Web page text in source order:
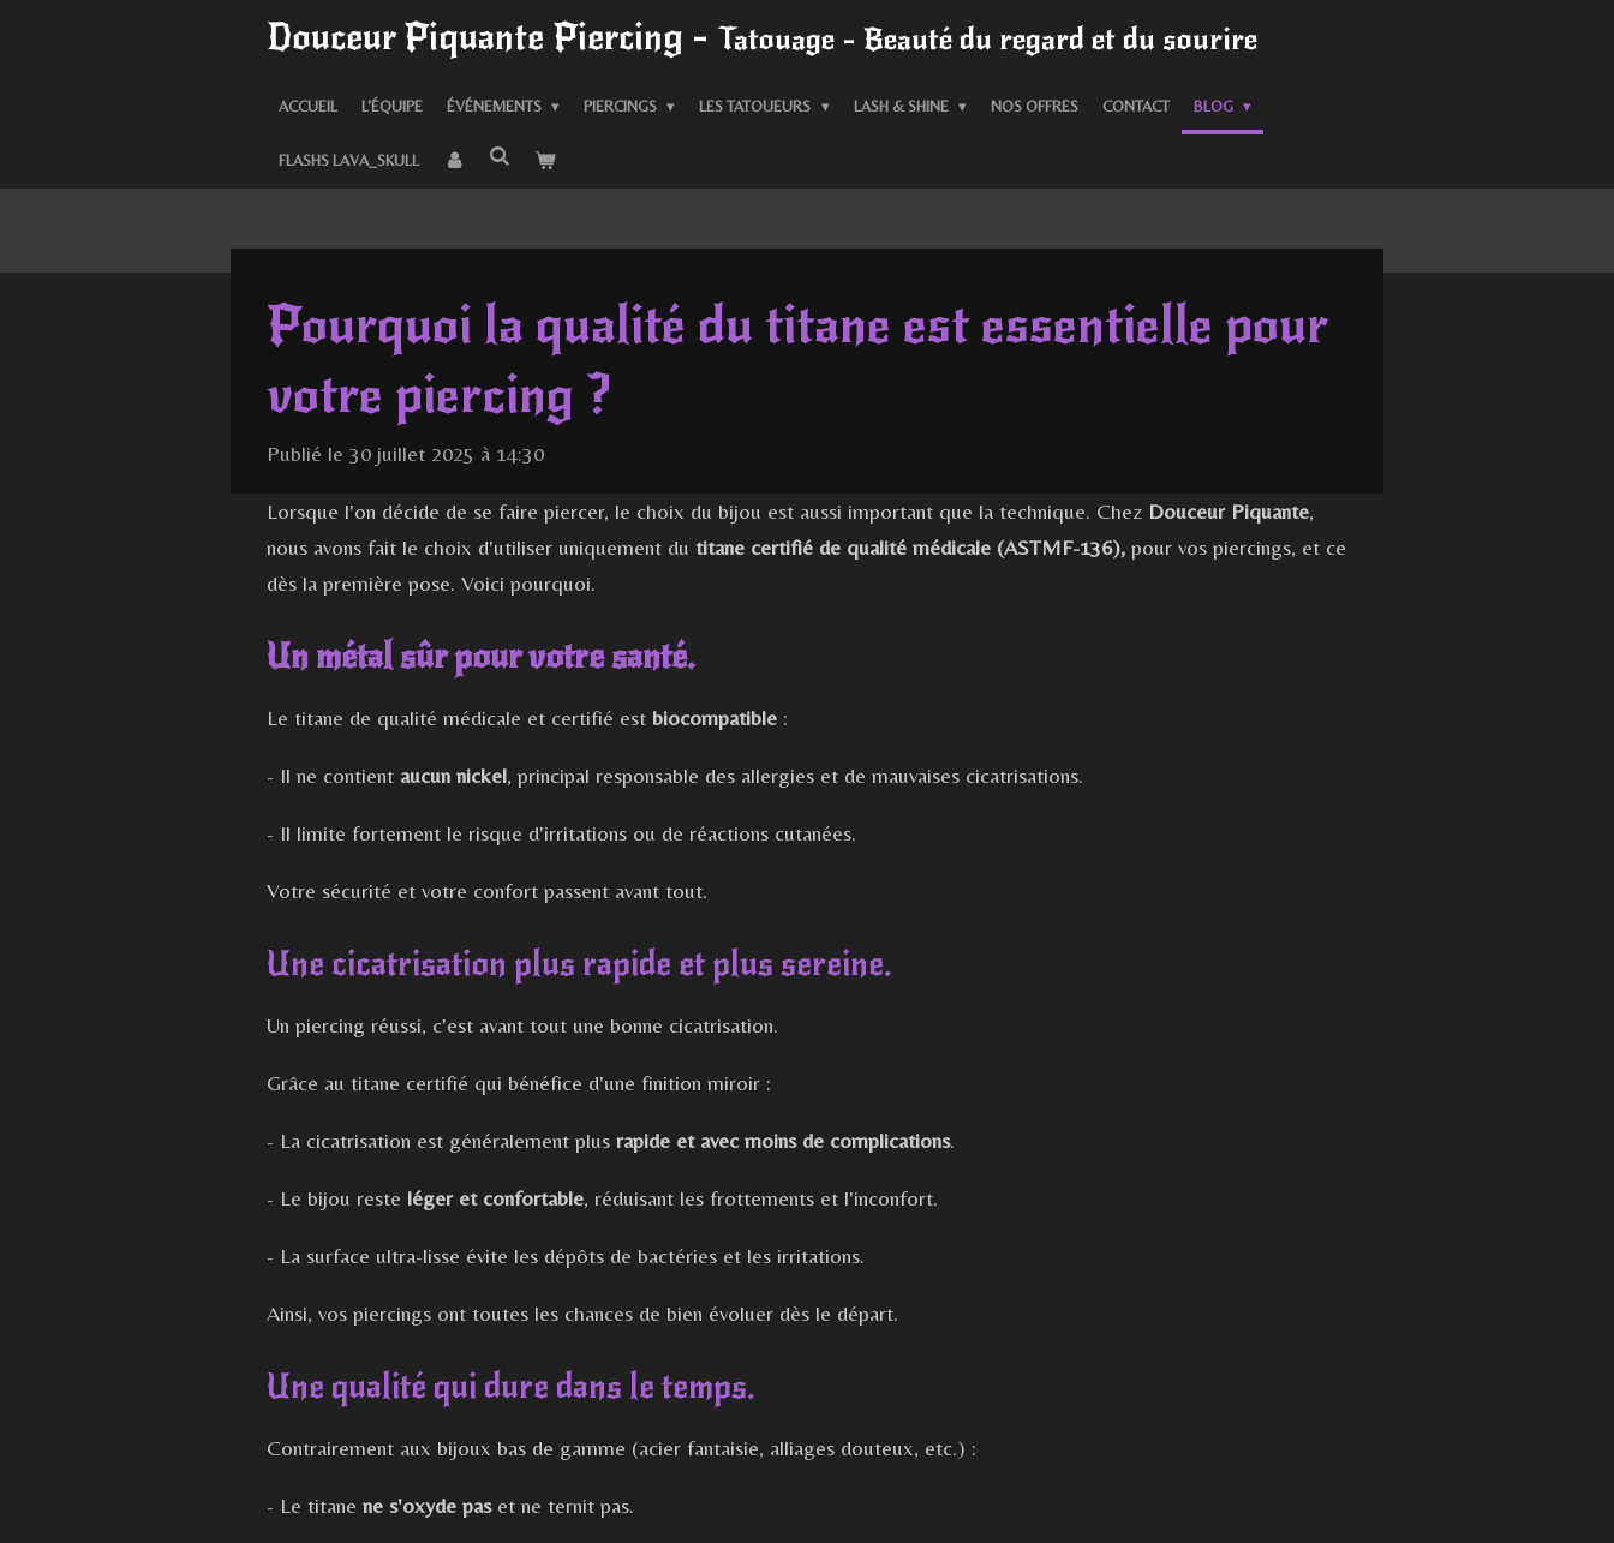
Douceur Piquante Piercing - Tatouage - Beauté du regard et du sourire
ACCUEIL L'ÉQUIPE ÉVÉNEMENTS PIERCINGS LES TATOUEURS LASH & SHINE NOS OFFRES CONTACT BLOG
FLASHS LAVA_SKULL
Pourquoi la qualité du titane est essentielle pour
votre piercing ?
Publié le 30 juillet 2025 à 14:30
Lorsque l'on décide de se faire piercer, le choix du bijou est aussi important que la technique. Chez Douceur Piquante,
nous avons fait le choix d'utiliser uniquement du titane certifié de qualité médicale (ASTMF-136), pour vos piercings, et ce
dès la première pose. Voici pourquoi.
Un métal sûr pour votre santé.
Le titane de qualité médicale et certifié est biocompatible :
- Il ne contient aucun nickel, principal responsable des allergies et de mauvaises cicatrisations.
- Il limite fortement le risque d'irritations ou de réactions cutanées.
Votre sécurité et votre confort passent avant tout.
Une cicatrisation plus rapide et plus sereine.
Un piercing réussi, c'est avant tout une bonne cicatrisation.
Grâce au titane certifié qui bénéfice d'une finition miroir :
- La cicatrisation est généralement plus rapide et avec moins de complications.
- Le bijou reste léger et confortable, réduisant les frottements et l'inconfort.
- La surface ultra-lisse évite les dépôts de bactéries et les irritations.
Ainsi, vos piercings ont toutes les chances de bien évoluer dès le départ.
Une qualité qui dure dans le temps.
Contrairement aux bijoux bas de gamme (acier fantaisie, alliages douteux, etc.) :
- Le titane ne s'oxyde paset ne ternit pas.